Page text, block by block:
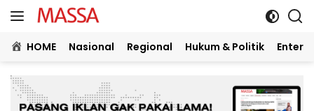
Langsung
ke
konten
HOME Nasional Regional Hukum & Politik